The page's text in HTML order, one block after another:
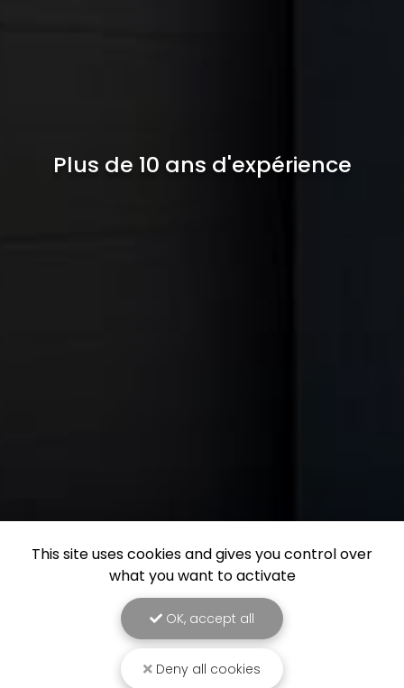
Plus de 10 ans d'expérience
This site uses cookies and gives you control over
what you want to activate
OK, accept all
Deny all cookies